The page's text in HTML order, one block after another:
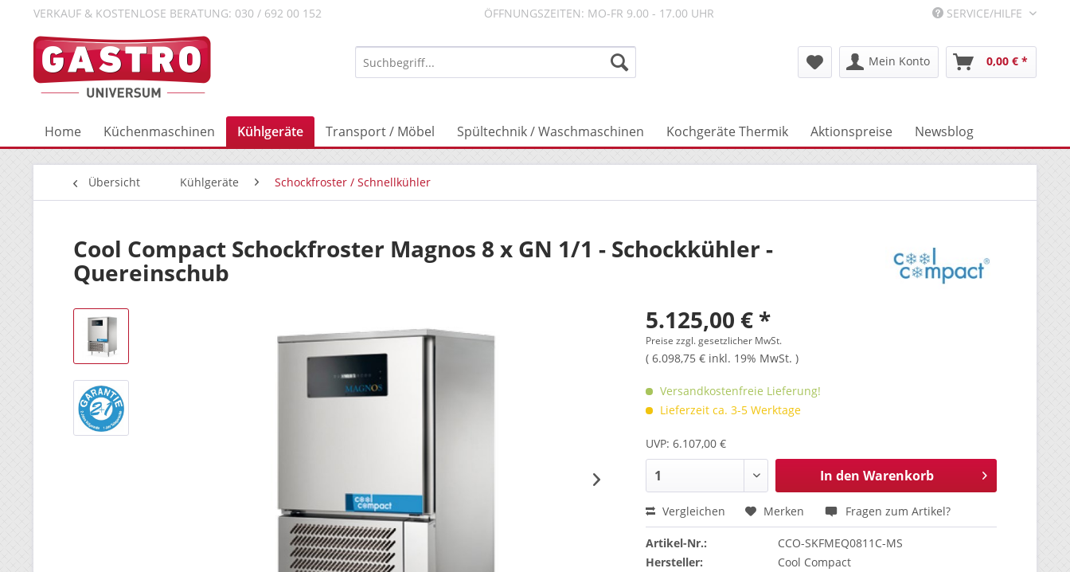
VERKAUF & KOSTENLOSE BERATUNG: 030 / 692 00 152 ÖFFNUNGSZEITEN: MO-FR 9.00 - 17.00 UHR SERVICE/HILFE
Mein Konto 0,00 € *
Home Küchenmaschinen Kühlgeräte Transport / Möbel Spültechnik / Waschmaschinen Kochgeräte Thermik Aktionspreise Newsblog
Übersicht Kühlgeräte Schockfroster / Schnellkühler
Cool Compact Schockfroster Magnos 8 x GN 1/1 - Schockkühler -
Quereinschub
5.125,00 € *
Preise zzgl. gesetzlicher MwSt.
( 6.098,75 € inkl. 19% MwSt. )
Versandkostenfreie Lieferung!
Lieferzeit ca. 3-5 Werktage
UVP: 6.107,00 €
In den Warenkorb
Vergleichen Merken Fragen zum Artikel?
Artikel-Nr.:
CCO-SKFMEQ0811C-MS
Hersteller:
Cool Compact